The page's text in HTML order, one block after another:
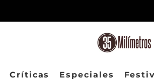
Críticas Especiales